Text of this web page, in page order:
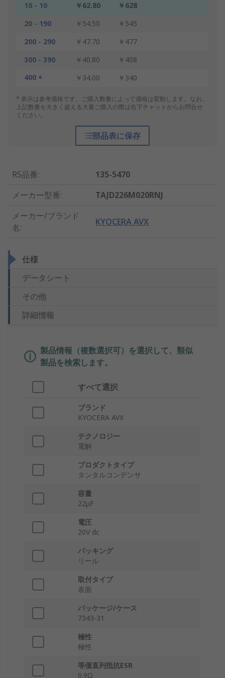
10 - 10 ￥62.80
￥628
20 - 190
￥54.50
￥545
200 - 290
￥47.70
￥477
300 - 390
￥40.80
￥408
400 +
￥34.00 ￥340
* 表示は参考価格です。ご購入数量によって価格は変動します。なお、
上記数量を大きく超える大量ご購入の際は右下チャットからお問合せ
ください。
部品表に保存
RS品番:
135-5470
メーカー型番:
TAJD226M020RNJ
メーカー/ブランド
名:
KYOCERA AVX
仕様
データシート
その他
詳細情報
製品情報（複数選択可）を選択して、類似
製品を検索します。
すべて選択
ブランド
KYOCERA AVX
テクノロジー
電解
プロダクトタイプ
タンタルコンデンサ
容量
22μF
電圧
20V dc
パッキング
リール
取付タイプ
表面
パッケージ/ケース
7343-31
極性
極性
等価直列抵抗ESR
0.9Ω